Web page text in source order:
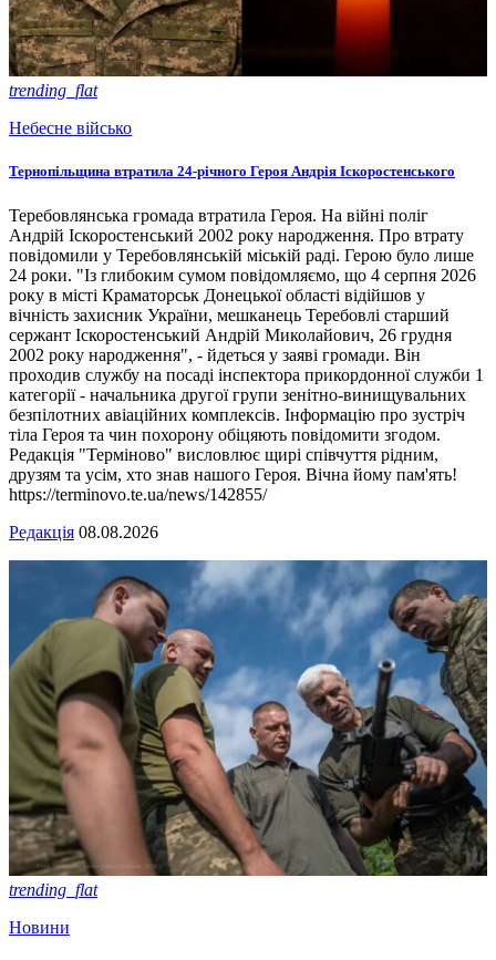
trending_flat
Небесне військо
Тернопільщина втратила 24-річного Героя Андрія Іскоростенського
Теребовлянська громада втратила Героя. На війні поліг
Андрій Іскоростенський 2002 року народження. Про втрату
повідомили у Теребовлянській міській раді. Герою було лише
24 роки. "Із глибоким сумом повідомляємо, що 4 серпня 2026
року в місті Краматорськ Донецької області відійшов у
вічність захисник України, мешканець Теребовлі старший
сержант Іскоростенський Андрій Миколайович, 26 грудня
2002 року народження", - йдеться у заяві громади. Він
проходив службу на посаді інспектора прикордонної служби 1
категорії - начальника другої групи зенітно-винищувальних
безпілотних авіаційних комплексів. Інформацію про зустріч
тіла Героя та чин похорону обіцяють повідомити згодом.
Редакція "Терміново" висловлює щирі співчуття рідним,
друзям та усім, хто знав нашого Героя. Вічна йому пам'ять!
https://terminovo.te.ua/news/142855/
Редакція 08.08.2026
trending_flat
Новини